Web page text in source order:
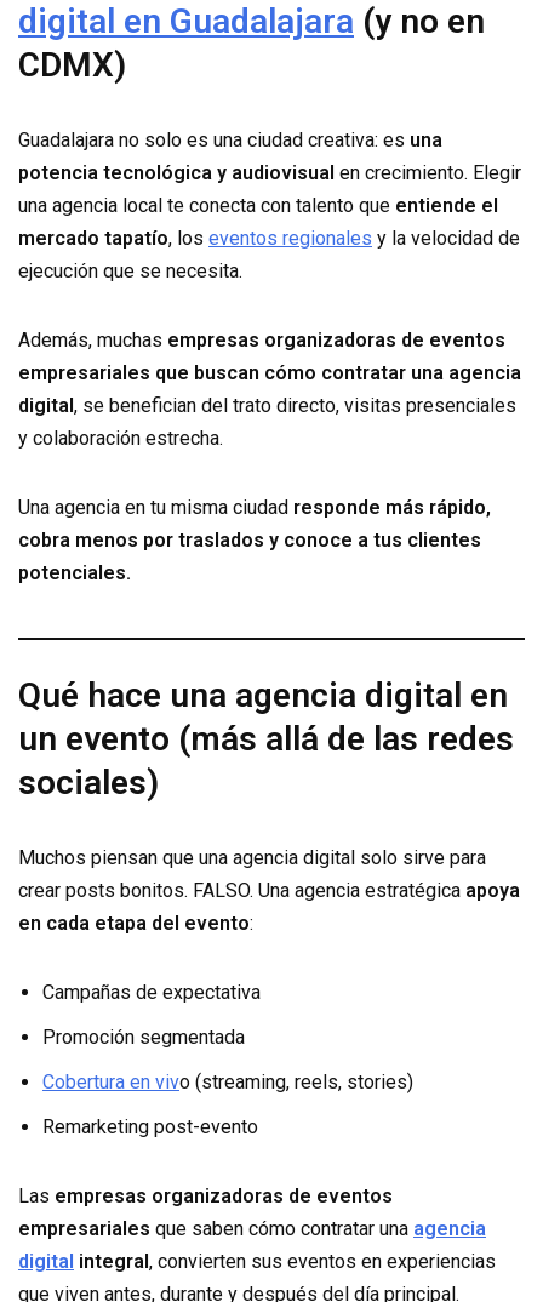
digital en Guadalajara (y no en
CDMX)
Guadalajara no solo es una ciudad creativa: es una
potencia tecnológica y audiovisual en crecimiento. Elegir
una agencia local te conecta con talento que entiende el
mercado tapatío, los eventos regionales y la velocidad de
ejecución que se necesita.
Además, muchas empresas organizadoras de eventos
empresariales que buscan cómo contratar una agencia
digital, se benefician del trato directo, visitas presenciales
y colaboración estrecha.
Una agencia en tu misma ciudad responde más rápido,
cobra menos por traslados y conoce a tus clientes
potenciales.
Qué hace una agencia digital en
un evento (más allá de las redes
sociales)
Muchos piensan que una agencia digital solo sirve para
crear posts bonitos. FALSO. Una agencia estratégica apoya
en cada etapa del evento:
Campañas de expectativa
Promoción segmentada
Cobertura en vivo (streaming, reels, stories)
Remarketing post-evento
Las empresas organizadoras de eventos
empresariales que saben cómo contratar una agencia
digital integral, convierten sus eventos en experiencias
que viven antes, durante y después del día principal.